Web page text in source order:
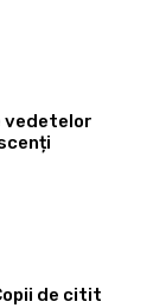
vedetelor
de citit